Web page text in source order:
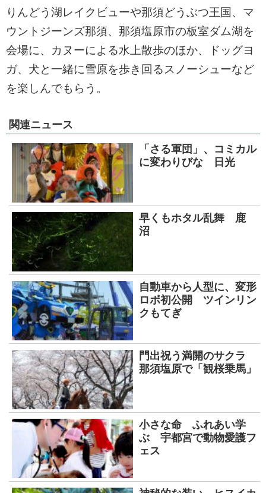
りんどう湖レイクビューや那須どうぶつ王国、マ
ウントジーンズ那須、那須塩原市の板室ダム湖を
会場に、カヌーによる水上散歩のほか、ドッグヨ
ガ、犬と一緒に雪原を歩き回るスノーシューなど
を楽しんでもらう。
関連ニュース
「さる軍団」、コミカル
に変わりびな 日光
早くもホタル乱舞 鹿
沼
自動車から人型に、変形
ロボ初公開 ツインリン
クもてぎ
門出祝う満開のサクラ
那須塩原で「観桜乗馬」
小さな命 ふれあい学
ぶ 宇都宮で動物愛護フ
ェス